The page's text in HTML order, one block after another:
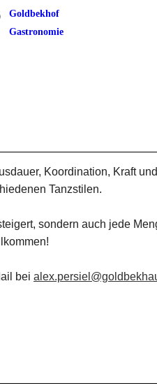
Goldbekhof
Gastronomie
Koordination, Kraft
Tanzstilen.
sondern auch jede
bei